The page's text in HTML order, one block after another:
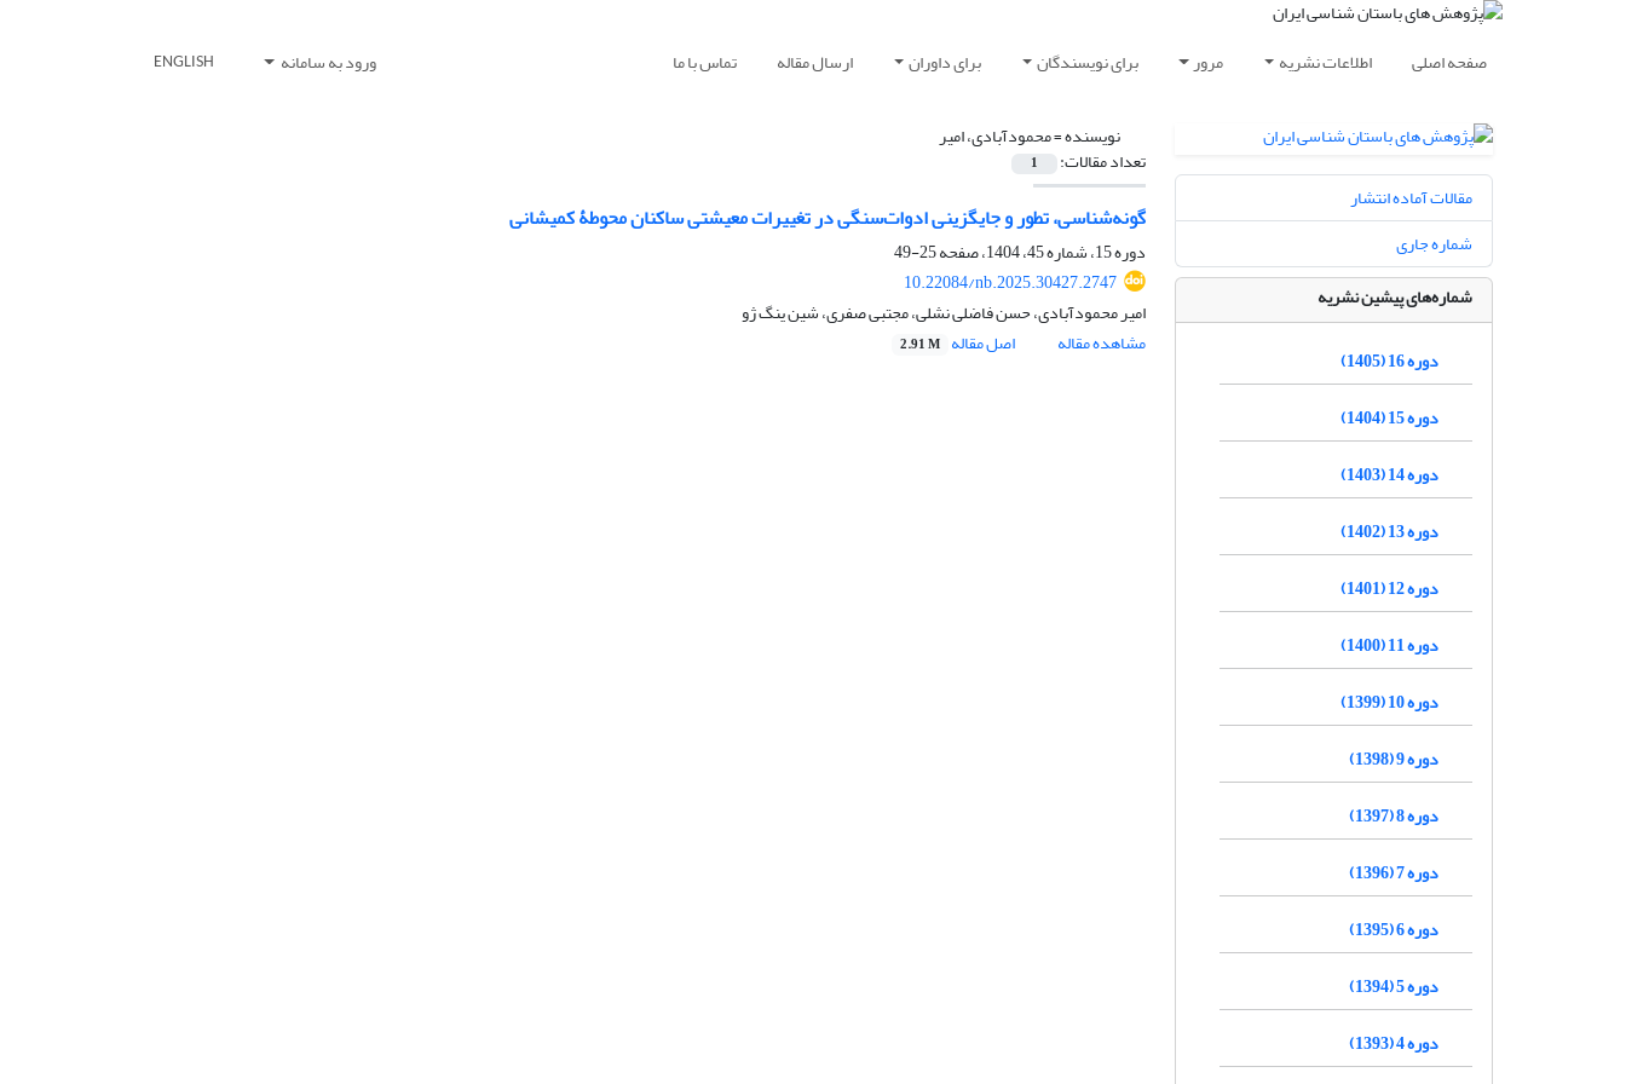
صفحه اصلی اطلاعات نشریه مرور برای نویسندگان برای داوران ارسال مقاله تماس با ما ورود به سامانه ENGLISH
نویسنده =محمودآبادی، امیر
تعداد مقالات: 1
گونه‌شناسی، تطور و جایگزینی ادوات‌سنگی در تغییرات معیشتی ساکنان محوطۀ کمیشانی
دوره 15، شماره 45، 1404، صفحه
25-49
10.22084/nb.2025.30427.2747
امیر محمودآبادی، حسن فاضلی نشلی، مجتبی صفری، شین ینگ ژو
مشاهده مقاله
اصل مقاله 2.91 M
مقالات آماده انتشار
شماره جاری
شماره‌های پیشین نشریه
دوره 16 (1405)
دوره 15 (1404)
دوره 14 (1403)
دوره 13 (1402)
دوره 12 (1401)
دوره 11 (1400)
دوره 10 (1399)
دوره 9 (1398)
دوره 8 (1397)
دوره 7 (1396)
دوره 6 (1395)
دوره 5 (1394)
دوره 4 (1393)